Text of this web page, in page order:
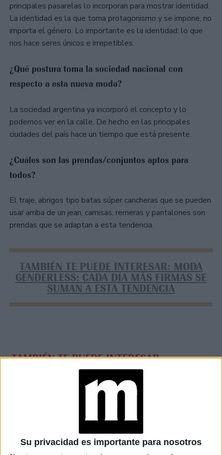
Su privacidad es importante para nosotros
principales pasarelas lo incorporan para mostrar identidad.
La identidad es la que toma protagonismo y se impone, no
importa el género. Lo importante es la identidad: lo que
nos hace seres únicos e irrepetibles.
¿Qué postura toma la sociedad nacional con
respecto a esta nueva moda?
La sociedad argentina ya incorporó el concepto y lo
podemos ver en la calle. De hecho en las principales
ciudades del país hace un tiempo que está presente.
¿Cuáles son las prendas/conjuntos aptos para
todos?
El traje, abrigos tipo batas súper cancheras que se pueden
usar arriba de un jean, camisas, remeras y pantalones son
prendas que se adaptan a esta tendencia.
TAMBIÉN TE PUEDE INTERESAR: MODA
GENDERLESS: CADA DÍA MÁS FIRMAS SE
SUMAN A ESTA TENDENCIA
TAMBIÉN TE PUEDE INTERESAR
CONOCÉ LA
ENERGÍA
ASTROLOGÍA Y
GASTRONOMÍA: ASÍ
COMERÁN LOS